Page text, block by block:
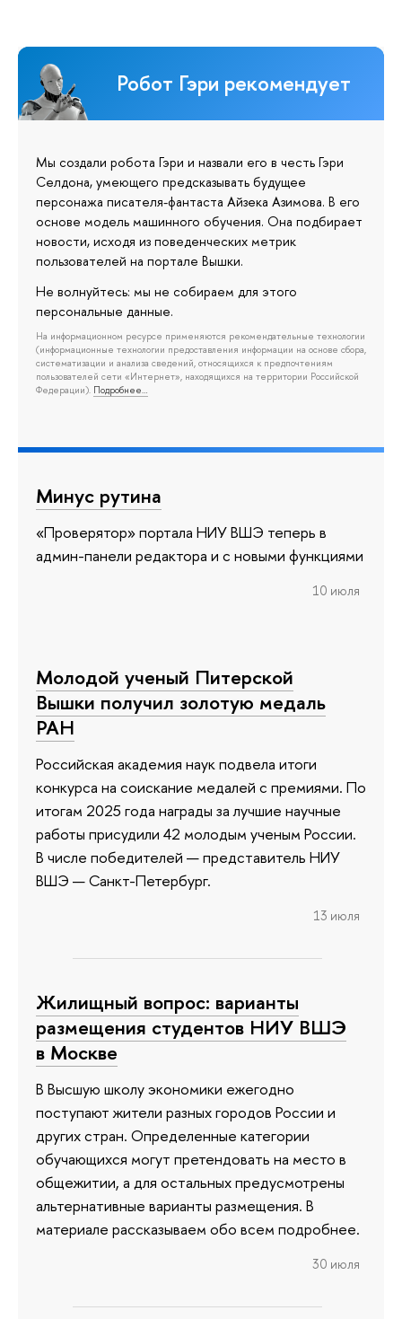
Робот Гэри рекомендует
Мы создали робота Гэри и назвали его в честь Гэри
Селдона, умеющего предсказывать будущее
персонажа писателя-фантаста Айзека Азимова. В его
основе модель машинного обучения. Она подбирает
новости, исходя из поведенческих метрик
пользователей на портале Вышки.
Не волнуйтесь: мы не собираем для этого
персональные данные.
На информационном ресурсе применяются рекомендательные технологии
(информационные технологии предоставления информации на основе сбора,
систематизации и анализа сведений, относящихся к предпочтениям
пользователей сети «Интернет», находящихся на территории Российской
Федерации). Подробнее…
Минус рутина
«Проверятор» портала НИУ ВШЭ теперь в
админ-панели редактора и с новыми функциями
10 июля
Молодой ученый Питерской
Вышки получил золотую медаль
РАН
Российская академия наук подвела итоги
конкурса на соискание медалей с премиями. По
итогам 2025 года награды за лучшие научные
работы присудили 42 молодым ученым России.
В числе победителей — представитель НИУ
ВШЭ — Санкт-Петербург.
13 июля
Жилищный вопрос: варианты
размещения студентов НИУ ВШЭ
в Москве
В Высшую школу экономики ежегодно
поступают жители разных городов России и
других стран. Определенные категории
обучающихся могут претендовать на место в
общежитии, а для остальных предусмотрены
альтернативные варианты размещения. В
материале рассказываем обо всем подробнее.
30 июля